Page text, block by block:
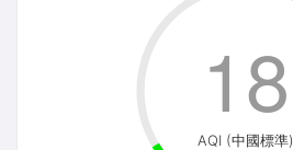
AQI (中國標準)
18